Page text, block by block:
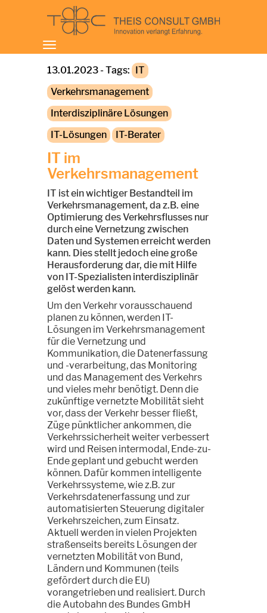
Toggle
navigation
13.01.2023 - Tags: IT
Verkehrsmanagement
Interdisziplinäre Lösungen
IT-Lösungen
IT-Berater
IT im
Verkehrsmanagement
IT ist ein wichtiger Bestandteil im
Verkehrsmanagement, da z.B. eine
Optimierung des Verkehrsflusses nur
durch eine Vernetzung zwischen
Daten und Systemen erreicht werden
kann. Dies stellt jedoch eine große
Herausforderung dar, die mit Hilfe
von IT-Spezialisten interdisziplinär
gelöst werden kann.
Um den Verkehr vorausschauend
planen zu können, werden IT-
Lösungen im Verkehrsmanagement
für die Vernetzung und
Kommunikation, die Datenerfassung
und -verarbeitung, das Monitoring
und das Management des Verkehrs
und vieles mehr benötigt. Denn die
zukünftige vernetzte Mobilität sieht
vor, dass der Verkehr besser fließt,
Züge pünktlicher ankommen, die
Verkehrssicherheit weiter verbessert
wird und Reisen intermodal, Ende-zu-
Ende geplant und gebucht werden
können. Dafür kommen intelligente
Verkehrssysteme, wie z.B. zur
Verkehrsdatenerfassung und zur
automatisierten Steuerung digitaler
Verkehrszeichen, zum Einsatz.
Aktuell werden in vielen Projekten
straßenseits bereits Lösungen der
vernetzten Mobilität von Bund,
Ländern und Kommunen (teils
gefördert durch die EU)
vorangetrieben und realisiert. Durch
die Autobahn des Bundes GmbH